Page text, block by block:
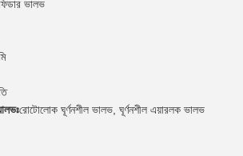
ভালভ
রোটোলোক ঘূর্ণনশীল ভালভ, ঘূর্ণনশীল এয়ারলক ভালভ